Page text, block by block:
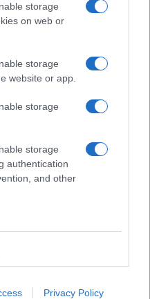
storage
on web or
storage
website or app.
storage
storage
authentication
and other
Privacy Policy
nem tudott